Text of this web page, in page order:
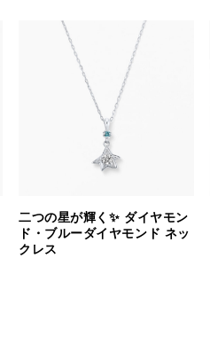
二つの星が輝く✨ ダイヤモン
ド・ブルーダイヤモンド ネッ
クレス